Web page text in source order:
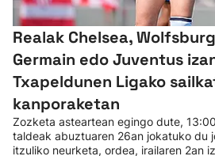
Realak Chelsea,
Germain edo Juventus
Txapeldunen Ligako
kanporaketan
Zozketa asteartean egingo dute,
taldeak abuztuaren 26an jokatuko du
itzuliko neurketa, ordea, irailaren 2an